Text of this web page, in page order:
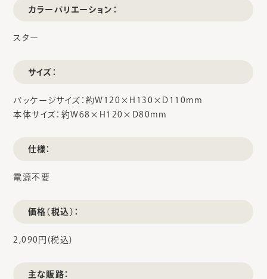
カラーバリエーション：
スター
サイズ：
パッケージサイズ：約W120×H130×D110mm
本体サイズ：約W68×H120×D80mm
仕様：
電源不要
価格（税込）：
2,090円(税込)
主な販路：